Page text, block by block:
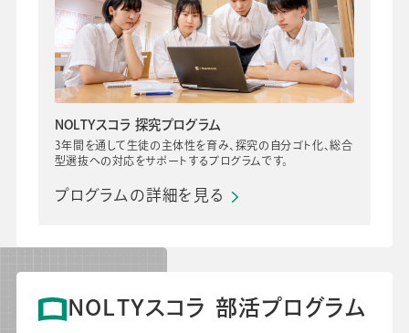
NOLTYスコラ 探究プログラム
3年間を通して生徒の主体性を育み、探究の自分ゴト化、総合
型選抜への対応をサポートするプログラムです。
プログラムの詳細を見る
NOLTYスコラ 部活プログラム